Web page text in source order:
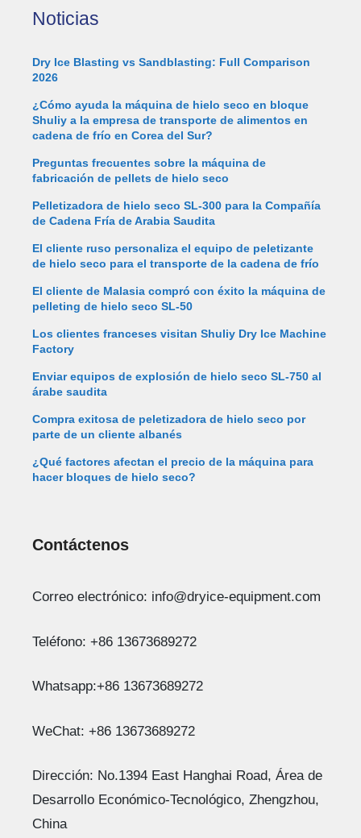
Noticias
Dry Ice Blasting vs Sandblasting: Full Comparison
2026
¿Cómo ayuda la máquina de hielo seco en bloque
Shuliy a la empresa de transporte de alimentos en
cadena de frío en Corea del Sur?
Preguntas frecuentes sobre la máquina de
fabricación de pellets de hielo seco
Pelletizadora de hielo seco SL-300 para la Compañía
de Cadena Fría de Arabia Saudita
El cliente ruso personaliza el equipo de peletizante
de hielo seco para el transporte de la cadena de frío
El cliente de Malasia compró con éxito la máquina de
pelleting de hielo seco SL-50
Los clientes franceses visitan Shuliy Dry Ice Machine
Factory
Enviar equipos de explosión de hielo seco SL-750 al
árabe saudita
Compra exitosa de peletizadora de hielo seco por
parte de un cliente albanés
¿Qué factores afectan el precio de la máquina para
hacer bloques de hielo seco?
Contáctenos
Correo electrónico: info@dryice-equipment.com
Teléfono: +86 13673689272
Whatsapp:+86 13673689272
WeChat: +86 13673689272
Dirección: No.1394 East Hanghai Road, Área de
Desarrollo Económico-Tecnológico, Zhengzhou,
China